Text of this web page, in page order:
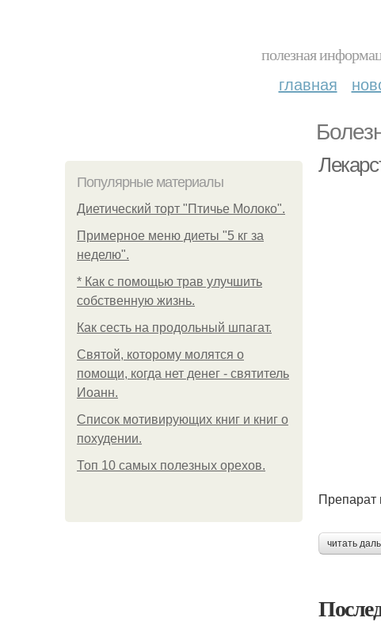
полезная
главная
Популярные материалы
Диетический торт "Птичье Молоко".
Примерное меню диеты "5 кг за
неделю".
* Как с помощью трав улучшить
собственную жизнь.
Как сесть на продольный шпагат.
Святой, которому молятся о
помощи, когда нет денег - святитель
Иоанн.
Список мотивирующих книг и книг о
похудении.
Топ 10 самых полезных орехов.
Препарат
читать